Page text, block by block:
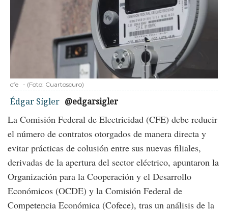
cfe - (Foto: Cuartoscuro)
Édgar Sígler @edgarsigler
La Comisión Federal de Electricidad (CFE) debe reducir
el número de contratos otorgados de manera directa y
evitar prácticas de colusión entre sus nuevas filiales,
derivadas de la apertura del sector eléctrico, apuntaron la
Organización para la Cooperación y el Desarrollo
Económicos (OCDE) y la Comisión Federal de
Competencia Económica (Cofece), tras un análisis de la